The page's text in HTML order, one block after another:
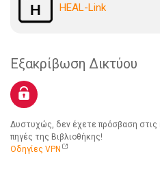
HEAL-Link
Εξακρίβωση Δικτύου
Δυστυχώς, δεν έχετε πρόσβαση στις
πηγές της Βιβλιοθήκης!
Οδηγίες VPN